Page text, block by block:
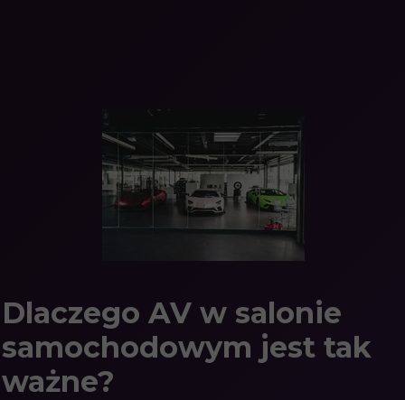
Dlaczego AV w salonie
samochodowym jest tak
ważne?